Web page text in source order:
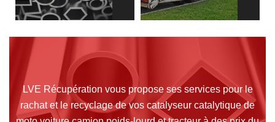
LVE Récupération vous propose ses services pour le
rachat et le recyclage de vos catalyseur catalytique de